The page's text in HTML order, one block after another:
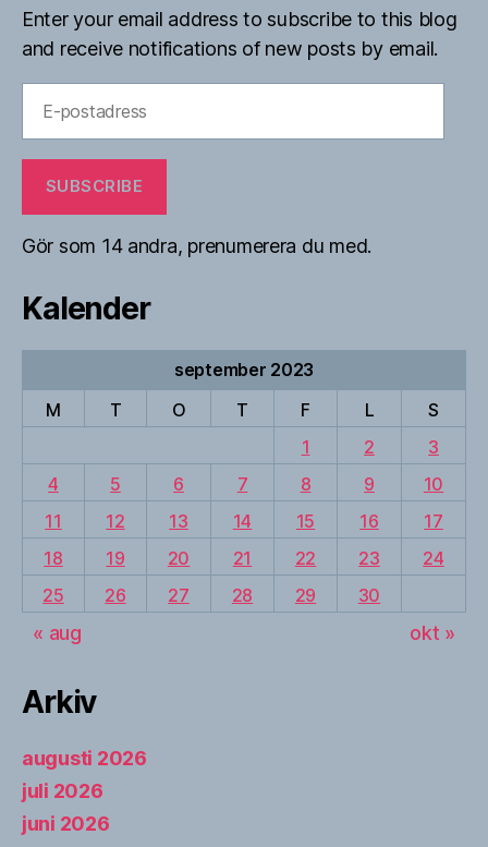
Enter your email address to subscribe to this blog
and receive notifications of new posts by email.
postadress
SUBSCRIBE
Gör som 14 andra, prenumerera du med.
Kalender
september 2023
M
T O T F L
S
1
2
3
4
5 6 7 8 9
10
11
12 13 14 15 16
17
18
19 20 21 22 23
24
25
26 27 28 29 30
« aug okt »
Arkiv
augusti 2026
juli 2026
juni 2026